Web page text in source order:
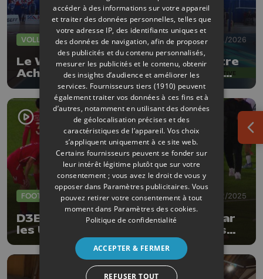
VOLLEY 11/01/2026
Le Waremme Volley s'incline contre
Achel et s’enlise dans une spirale
négative
FOOTBALL 14/12/2025
D3B ACFF : Waremme accroché par
les U23 d'Eupen dans les derniers
instants !
accéder à des informations sur votre appareil
et traiter des données personnelles, telles que
votre adresse IP, des identifiants uniques et
des données de navigation, afin de proposer
des publicités et du contenu personnalisés,
mesurer les publicités et le contenu, obtenir
des insights d’audience et améliorer les
services. Fournisseurs tiers (1910) peuvent
également traiter vos données à ces fins et à
d’autres, notamment en utilisant des données
de géolocalisation précises et des
caractéristiques de l’appareil. Vos choix
s’appliquent uniquement à ce site web.
Certains fournisseurs peuvent se fonder sur
leur intérêt légitime plutôt que sur votre
consentement ; vous avez le droit de vous y
opposer dans Paramètres publicitaires. Vous
pouvez retirer votre consentement à tout
moment dans Paramètres des cookies.
Politique de confidentialité
ACCEPTER & FERMER
REFUSER TOUT